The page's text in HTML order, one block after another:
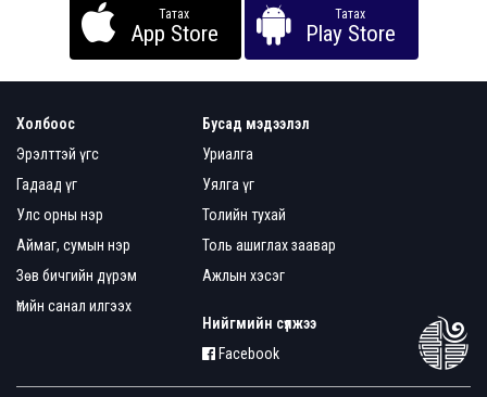
Татах
App Store
Татах
Play Store
Холбоос
Эрэлттэй үгс
Гадаад үг
Улс орны нэр
Аймаг, сумын нэр
Зөв бичгийн дүрэм
Үгийн санал илгээх
Бусад мэдээлэл
Уриалга
Уялга үг
Толийн тухай
Толь ашиглах заавар
Ажлын хэсэг
Нийгмийн сүлжээ
Facebook